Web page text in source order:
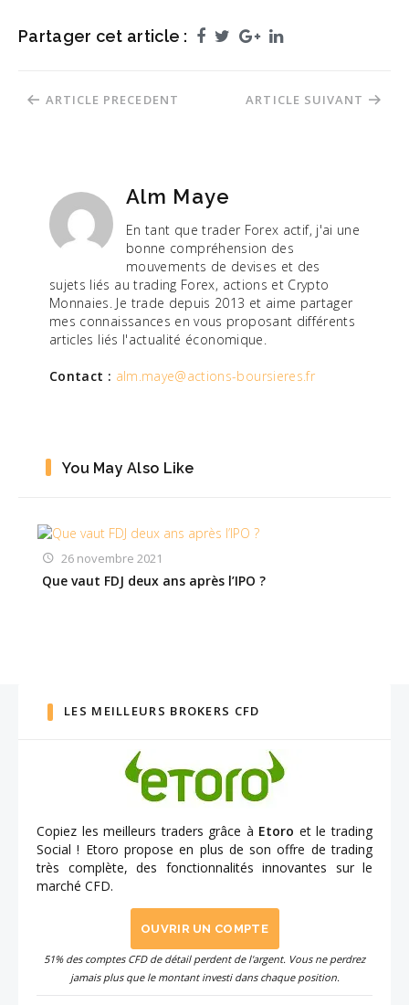
Partager cet article : Facebook
TwitterGoogle+LinkedIn
Navigation
ARTICLE PRECEDENT ARTICLE SUIVANT
Alm Maye
En tant que trader Forex actif, j'ai une
bonne compréhension des
mouvements de devises et des
sujets liés au trading Forex, actions et Crypto
Monnaies. Je trade depuis 2013 et aime partager
mes connaissances en vous proposant différents
articles liés l'actualité économique.
Contact : alm.maye@actions-boursieres.fr
You May Also Like
26 novembre 2021
Que vaut FDJ deux ans après l’IPO ?
LES MEILLEURS BROKERS CFD
Copiez les meilleurs traders grâce à Etoro et le trading
Social ! Etoro propose en plus de son offre de trading
très complète, des fonctionnalités innovantes sur le
marché CFD.
OUVRIR UN COMPTE
51% des comptes CFD de détail perdent de l'argent. Vous ne perdrez
jamais plus que le montant investi dans chaque position.